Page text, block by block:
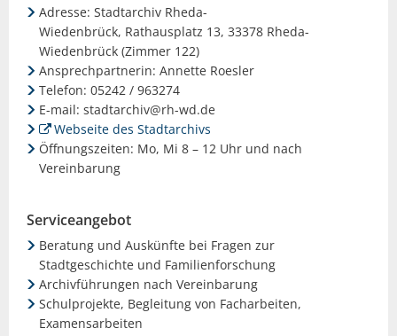
Adresse: Stadtarchiv Rheda-
Wiedenbrück, Rathausplatz 13, 33378 Rheda-
Wiedenbrück (Zimmer 122)
Ansprechpartnerin: Annette Roesler
Telefon: 05242 / 963274
E-mail: stadtarchiv@rh-wd.de
Webseite des Stadtarchivs
Öffnungszeiten: Mo, Mi 8 – 12 Uhr und nach
Vereinbarung
Serviceangebot
Beratung und Auskünfte bei Fragen zur
Stadtgeschichte und Familienforschung
Archivführungen nach Vereinbarung
Schulprojekte, Begleitung von Facharbeiten,
Examensarbeiten